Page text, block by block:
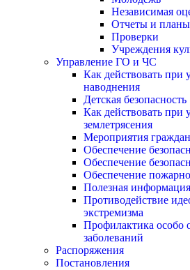
Независимая
Отчеты и планы
Проверки
Учреждения
Управление ГО и ЧС
Как действовать при
наводнения
Детская безопасность
Как действовать при
землетрясения
Мероприятия
Обеспечение
Обеспечение
Обеспечение
Полезная информация
Противодействие
экстремизма
Профилактика
заболеваний
Распоряжения
Постановления